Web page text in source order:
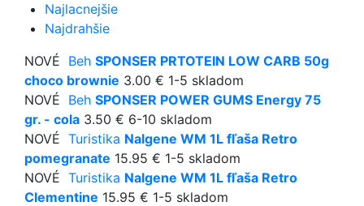
Najlacnejšie
Najdrahšie
NOVÉ Beh SPONSER PRTOTEIN LOW CARB 50g
choco brownie 3.00 € 1-5 skladom
NOVÉ Beh SPONSER POWER GUMS Energy 75
gr. - cola 3.50 € 6-10 skladom
NOVÉ Turistika Nalgene WM 1L fľaša Retro
pomegranate 15.95 € 1-5 skladom
NOVÉ Turistika Nalgene WM 1L fľaša Retro
Clementine 15.95 € 1-5 skladom